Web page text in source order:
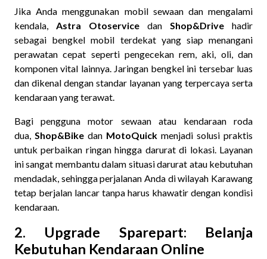
Jika Anda menggunakan mobil sewaan dan mengalami
kendala, Astra Otoservice dan Shop&Drive hadir
sebagai bengkel mobil terdekat yang siap menangani
perawatan cepat seperti pengecekan rem, aki, oli, dan
komponen vital lainnya. Jaringan bengkel ini tersebar luas
dan dikenal dengan standar layanan yang terpercaya serta
kendaraan yang terawat.
Bagi pengguna motor sewaan atau kendaraan roda
dua, Shop&Bike dan MotoQuick menjadi solusi praktis
untuk perbaikan ringan hingga darurat di lokasi. Layanan
ini sangat membantu dalam situasi darurat atau kebutuhan
mendadak, sehingga perjalanan Anda di wilayah Karawang
tetap berjalan lancar tanpa harus khawatir dengan kondisi
kendaraan.
2. Upgrade Sparepart: Belanja
Kebutuhan Kendaraan Online